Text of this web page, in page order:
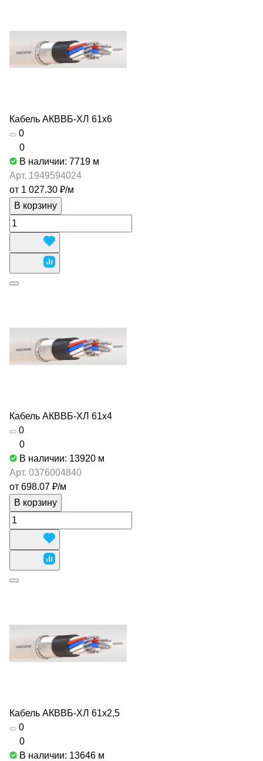
Кабель АКВВБ-ХЛ 61х6
0
0
В наличии: 7719 м
Арт. 1949594024
от 1 027.30 ₽/м
В корзину
Кабель АКВВБ-ХЛ 61х4
0
0
В наличии: 13920 м
Арт. 0376004840
от 698.07 ₽/м
В корзину
Кабель АКВВБ-ХЛ 61х2,5
0
0
В наличии: 13646 м